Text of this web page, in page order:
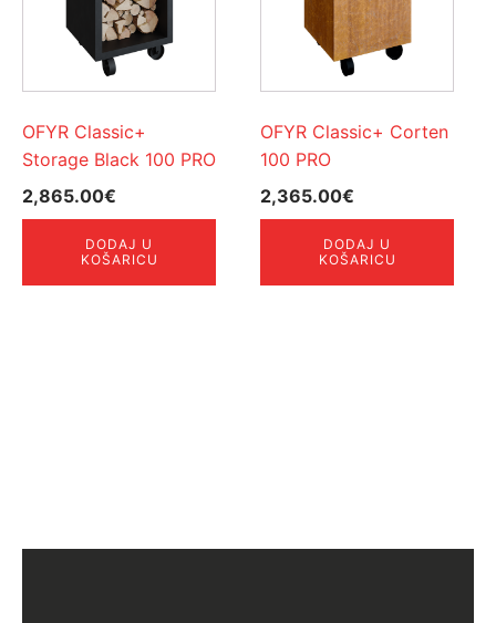
OFYR Classic+
Storage Black 100 PRO
2,865.00€
DODAJ U
KOŠARICU
OFYR Classic+ Corten
100 PRO
2,365.00€
DODAJ U
KOŠARICU